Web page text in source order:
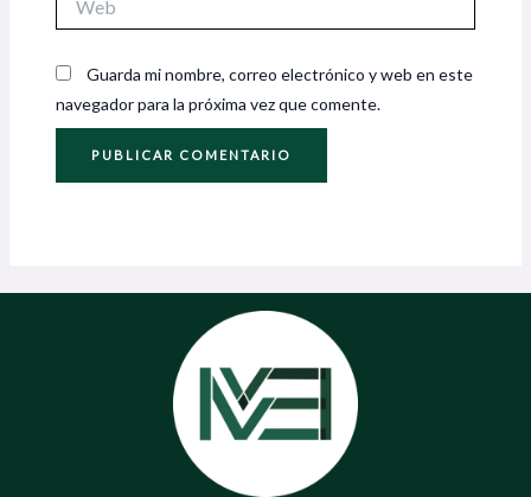
Guarda mi nombre, correo electrónico y web en este
navegador para la próxima vez que comente.